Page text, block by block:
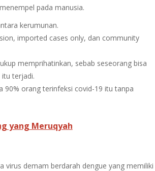
pada manusia.
kerumunan.
imported cases only, dan community
memprihatinkan, sebab seseorang bisa
terjadi.
90% orang terinfeksi covid-19 itu tanpa
yang Meruqyah
virus demam berdarah dengue yang memiliki